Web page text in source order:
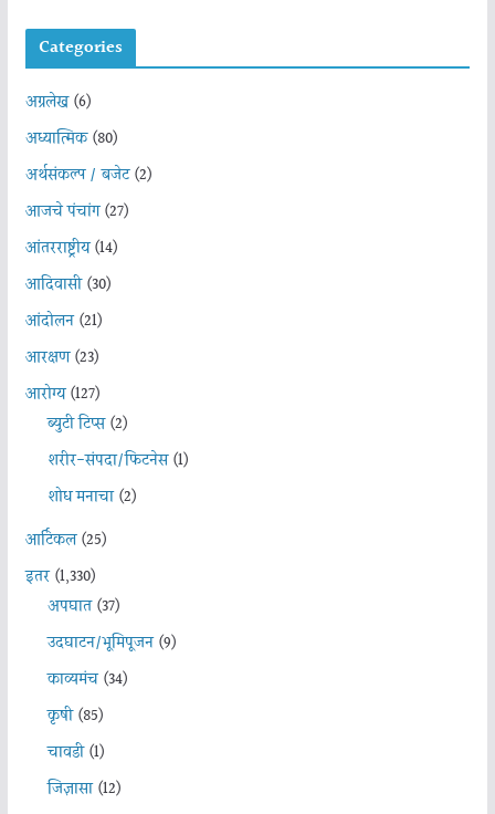
Categories
अग्रलेख(6)
अध्यात्मिक(80)
अर्थसंकल्प / बजेट(2)
आजचे पंचांग(27)
आंतरराष्ट्रीय(14)
आदिवासी(30)
आंदोलन(21)
आरक्षण(23)
आरोग्य(127)
ब्युटी टिप्स(2)
शरीर-संपदा/फिटनेस(1)
शोध मनाचा(2)
आर्टिकल(25)
इतर(1,330)
अपघात(37)
उदघाटन/भूमिपूजन(9)
काव्यमंच(34)
कृषी(85)
चावडी(1)
जिज्ञासा(12)